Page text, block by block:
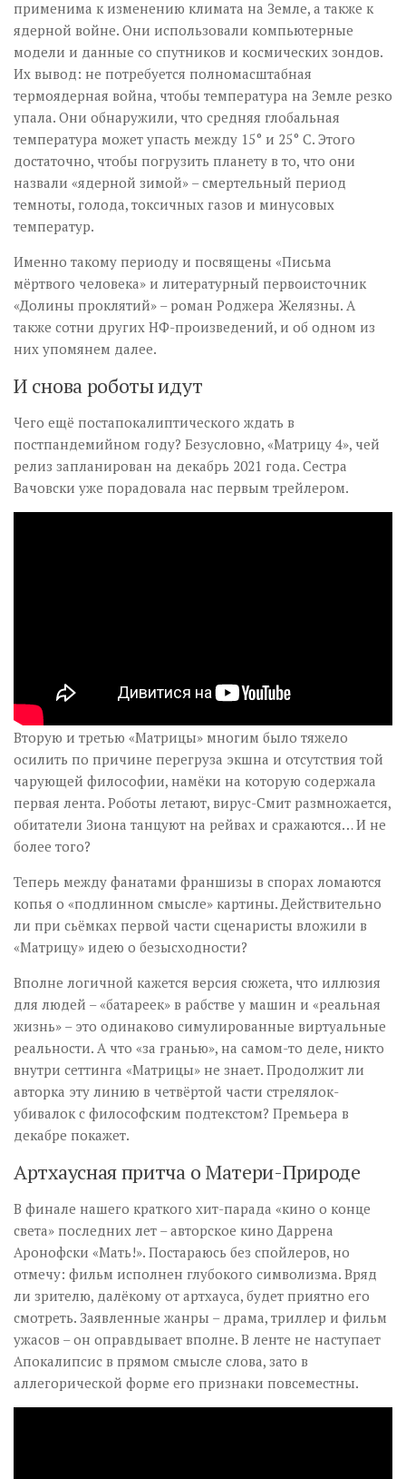
применима к изменению климата на Земле, а также к
ядерной войне. Они использовали компьютерные
модели и данные со спутников и космических зондов.
Их вывод: не потребуется полномасштабная
термоядерная война, чтобы температура на Земле резко
упала. Они обнаружили, что средняя глобальная
температура может упасть между 15° и 25° С. Этого
достаточно, чтобы погрузить планету в то, что они
назвали «ядерной зимой» – смертельный период
темноты, голода, токсичных газов и минусовых
температур.
Именно такому периоду и посвящены «Письма
мёртвого человека» и литературный первоисточник
«Долины проклятий» – роман Роджера Желязны. А
также сотни других НФ-произведений, и об одном из
них упомянем далее.
И снова роботы идут
Чего ещё постапокалиптического ждать в
постпандемийном году? Безусловно, «Матрицу 4», чей
релиз запланирован на декабрь 2021 года. Сестра
Вачовски уже порадовала нас первым трейлером.
Вторую и третью «Матрицы» многим было тяжело
осилить по причине перегруза экшна и отсутствия той
чарующей философии, намёки на которую содержала
первая лента. Роботы летают, вирус-Смит размножается,
обитатели Зиона танцуют на рейвах и сражаются… И не
более того?
Теперь между фанатами франшизы в спорах ломаются
копья о «подлинном смысле» картины. Действительно
ли при сьёмках первой части сценаристы вложили в
«Матрицу» идею о безысходности?
Вполне логичной кажется версия сюжета, что иллюзия
для людей – «батареек» в рабстве у машин и «реальная
жизнь» – это одинаково симулированные виртуальные
реальности. А что «за гранью», на самом-то деле, никто
внутри сеттинга «Матрицы» не знает. Продолжит ли
авторка эту линию в четвёртой части стрелялок-
убивалок с философским подтекстом? Премьера в
декабре покажет.
Артхаусная притча о Матери-Природе
В финале нашего краткого хит-парада «кино о конце
света» последних лет – авторcкое кино Даррена
Аронофски «Мать!». Постараюсь без спойлеров, но
отмечу: фильм исполнен глубокого символизма. Вряд
ли зрителю, далёкому от артхауса, будет приятно его
смотреть. Заявленные жанры – драма, триллер и фильм
ужасов – он оправдывает вполне. В ленте не наступает
Апокалипсис в прямом смысле слова, зато в
аллегорической форме его признаки повсеместны.